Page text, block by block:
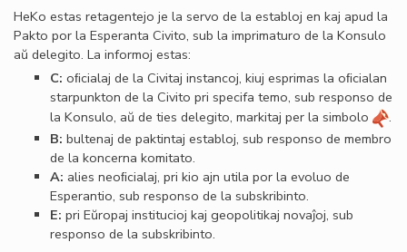
HeKo estas retagentejo je la servo de la establoj en kaj apud la
Pakto por la Esperanta Civito, sub la imprimaturo de la Konsulo
aŭ delegito. La informoj estas:
C: oﬁcialaj de la Civitaj instancoj, kiuj esprimas la oﬁcialan
starpunkton de la Civito pri specifa temo, sub responso de
la Konsulo, aŭ de ties delegito, markitaj per la simbolo
.
B: bultenaj de paktintaj establoj, sub responso de membro
de la koncerna komitato.
A: alies neoﬁcialaj, pri kio ajn utila por la evoluo de
Esperantio, sub responso de la subskribinto.
E: pri Eŭropaj institucioj kaj geopolitikaj novaĵoj, sub
responso de la subskribinto.